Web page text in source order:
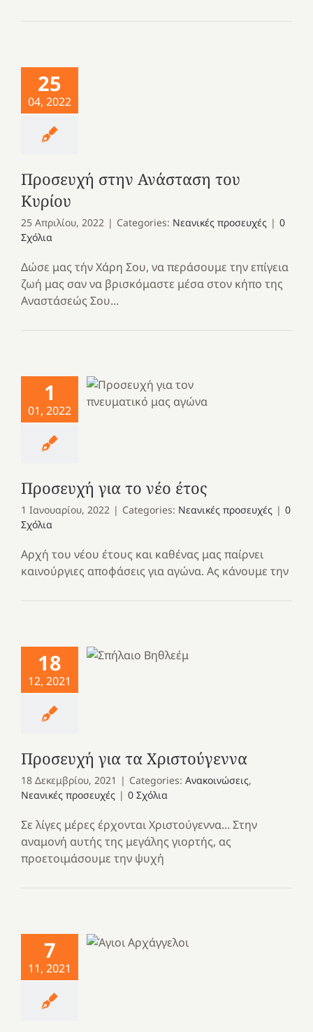
25
04, 2022
Προσευχή στην Ανάσταση του
Κυρίου
25 Απριλίου, 2022 | Categories: Νεανικές προσευχές | 0
Σχόλια
Δώσε μας τήν Χάρη Σου, να περάσουμε την επίγεια
ζωή μας σαν να βρισκόμαστε μέσα στον κήπο της
Αναστάσεώς Σου...
1
01, 2022
Προσευχή για το νέο έτος
1 Ιανουαρίου, 2022 | Categories: Νεανικές προσευχές | 0
Σχόλια
Αρχή του νέου έτους και καθένας μας παίρνει
καινούργιες αποφάσεις για αγώνα. Ας κάνουμε την
18
12, 2021
Προσευχή για τα Χριστούγεννα
18 Δεκεμβρίου, 2021 | Categories: Ανακοινώσεις,
Νεανικές προσευχές | 0 Σχόλια
Σε λίγες μέρες έρχονται Χριστούγεννα... Στην
αναμονή αυτής της μεγάλης γιορτής, ας
προετοιμάσουμε την ψυχή
7
11, 2021